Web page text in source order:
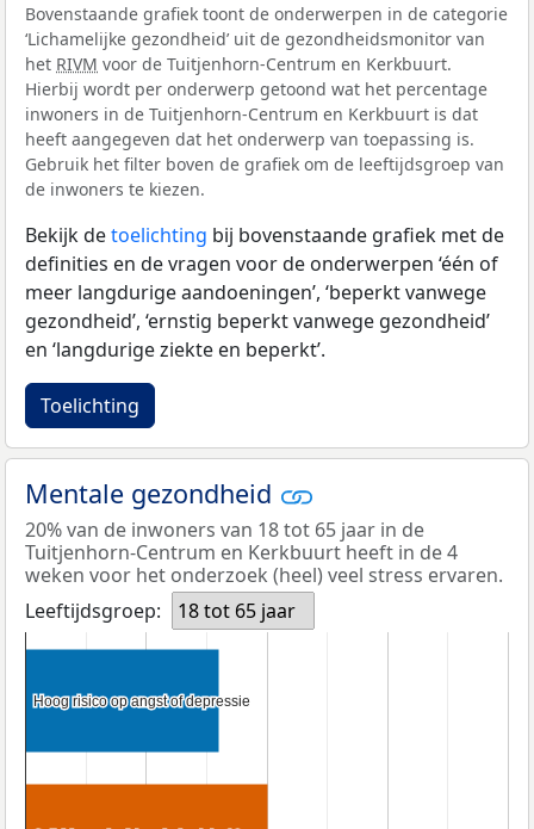
Bovenstaande grafiek toont de onderwerpen in de categorie
‘Lichamelijke gezondheid’ uit de gezondheidsmonitor van
het RIVM voor de Tuitjenhorn-Centrum en Kerkbuurt.
Hierbij wordt per onderwerp getoond wat het percentage
inwoners in de Tuitjenhorn-Centrum en Kerkbuurt is dat
heeft aangegeven dat het onderwerp van toepassing is.
Gebruik het filter boven de grafiek om de leeftijdsgroep van
de inwoners te kiezen.
Bekijk detoelichting bij bovenstaande grafiek met de
definities en de vragen voor de onderwerpen ‘één of
meer langdurige aandoeningen’, ‘beperkt vanwege
gezondheid’, ‘ernstig beperkt vanwege gezondheid’
en ‘langdurige ziekte en beperkt’.
Toelichting
Mentale gezondheid
20% van de inwoners van 18 tot 65 jaar in de
Tuitjenhorn-Centrum en Kerkbuurt heeft in de 4
weken voor het onderzoek (heel) veel stress ervaren.
Leeftijdsgroep:
18 tot 65 jaar
Hoog risico op angst of depressie
Hoog risico op angst of depressie